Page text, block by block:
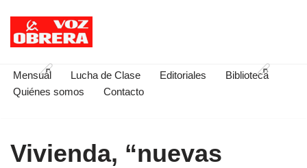
Saltar
contenido
Mensual Lucha de Clase Editoriales
Biblioteca
Quiénes somos
Contacto
Vivienda, “nuevas